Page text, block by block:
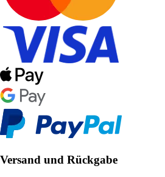
Versand und Rückgabe